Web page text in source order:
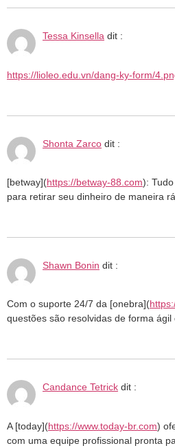
Tessa Kinsella dit :
https://lioleo.edu.vn/dang-ky-form/
Shonta Zarco dit :
[betway](https://betway-88.com):
para retirar seu dinheiro de maneira
Shawn Bonin dit :
Com o suporte 24/7 da [onebra](
questões são resolvidas de forma ágil
Candance Tetrick dit :
A [today](https://www.today-br.com)
com uma equipe profissional pronta